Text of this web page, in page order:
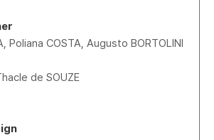
Poliana COSTA, Augusto BORTOLINI
de SOUZE